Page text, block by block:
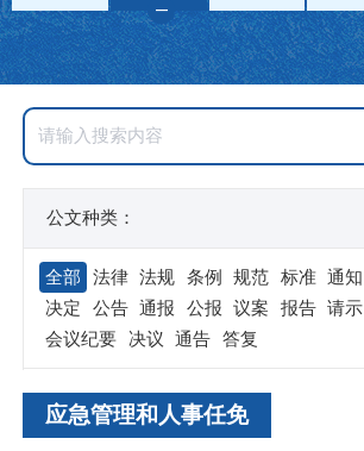
公文种类：
全部 法律 法规 条例 规范 标准 通知
决定
公告 通报 公报 议案 报告 请示
会议纪要
决议 通告 答复
应急管理和人事任免